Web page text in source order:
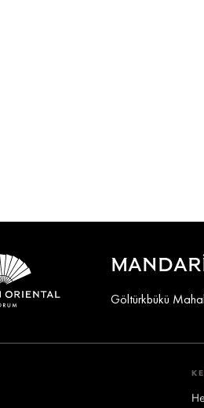
Göltürkbükü